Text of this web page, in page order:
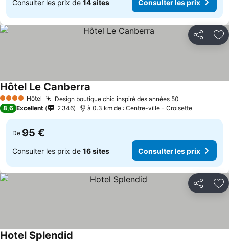
Consulter les prix de 14 sites Consulter les prix
Partager
4 Étoiles Hôtel Design boutique chic inspiré des années 50
Hôtel Le Canberra
8,6 Excellent 2 346 à 0.3 km de : Centre-ville - Croisette
De 95 €
Consulter les prix de 16 sites Consulter les prix
Partager
Hotel Splendid